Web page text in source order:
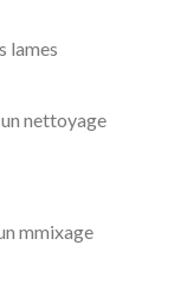
lames
nettoyage
mmixage